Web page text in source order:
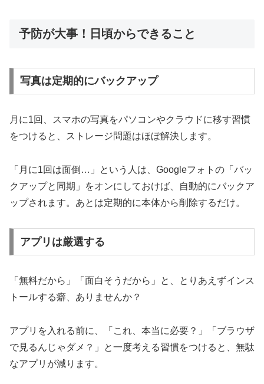
予防が大事！日頃からできること
写真は定期的にバックアップ
月に1回、スマホの写真をパソコンやクラウドに移す習慣
をつけると、ストレージ問題はほぼ解決します。
「月に1回は面倒…」という人は、Googleフォトの「バッ
クアップと同期」をオンにしておけば、自動的にバックア
ップされます。あとは定期的に本体から削除するだけ。
アプリは厳選する
「無料だから」「面白そうだから」と、とりあえずインス
トールする癖、ありませんか？
アプリを入れる前に、「これ、本当に必要？」「ブラウザ
で見るんじゃダメ？」と一度考える習慣をつけると、無駄
なアプリが減ります。